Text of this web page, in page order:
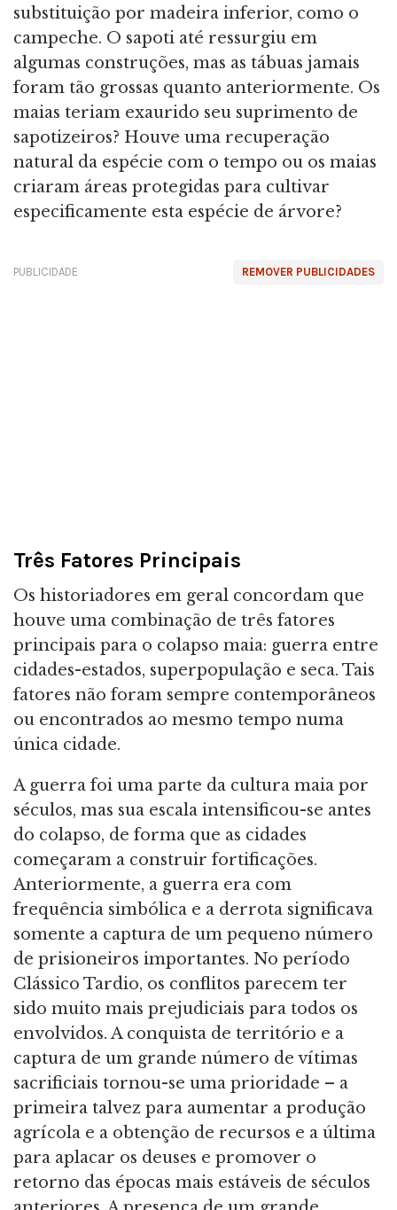
substituição por madeira inferior, como o
campeche. O sapoti até ressurgiu em
algumas construções, mas as tábuas jamais
foram tão grossas quanto anteriormente. Os
maias teriam exaurido seu suprimento de
sapotizeiros? Houve uma recuperação
natural da espécie com o tempo ou os maias
criaram áreas protegidas para cultivar
especificamente esta espécie de árvore?
REMOVER PUBLICIDADES
PUBLICIDADE
Três Fatores Principais
Os historiadores em geral concordam que
houve uma combinação de três fatores
principais para o colapso maia: guerra entre
cidades-estados, superpopulação e seca. Tais
fatores não foram sempre contemporâneos
ou encontrados ao mesmo tempo numa
única cidade.
A guerra foi uma parte da cultura maia por
séculos, mas sua escala intensificou-se antes
do colapso, de forma que as cidades
começaram a construir fortificações.
Anteriormente, a guerra era com
frequência simbólica e a derrota significava
somente a captura de um pequeno número
de prisioneiros importantes. No período
Clássico Tardio, os conflitos parecem ter
sido muito mais prejudiciais para todos os
envolvidos. A conquista de território e a
captura de um grande número de vítimas
sacrificiais tornou-se uma prioridade – a
primeira talvez para aumentar a produção
agrícola e a obtenção de recursos e a última
para aplacar os deuses e promover o
retorno das épocas mais estáveis de séculos